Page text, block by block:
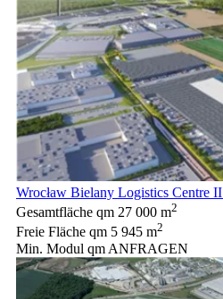
Wrocław Bielany Logistics Centre II
Gesamtfläche qm 27 000 m2
Freie Fläche qm 5 945 m2
Min. Modul qm ANFRAGEN